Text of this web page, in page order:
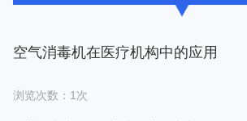
空气消毒机在医疗机构中的应用
浏览次数：1次